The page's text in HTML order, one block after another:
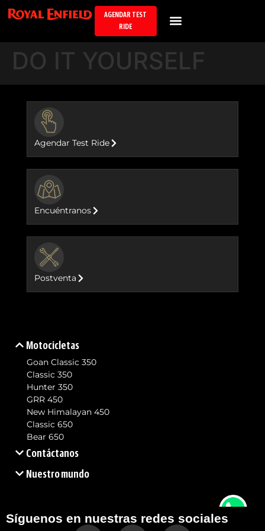
AGENDAR TEST
RIDE
DO IT YOURSELF
Agendar Test Ride
Encuéntranos
Postventa
Motocicletas
Goan Classic 350
Classic 350
Hunter 350
GRR 450
New Himalayan 450
Classic 650
Bear 650
Contáctanos
Nuestro mundo
Síguenos en nuestras redes sociales